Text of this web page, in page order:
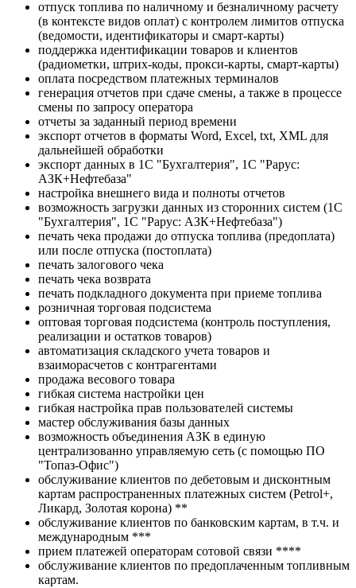
отпуск топлива по наличному и безналичному расчету
(в контексте видов оплат) с контролем лимитов отпуска
(ведомости, идентификаторы и смарт-карты)
поддержка идентификации товаров и клиентов
(радиометки, штрих-коды, прокси-карты, смарт-карты)
оплата посредством платежных терминалов
генерация отчетов при сдаче смены, а также в процессе
смены по запросу оператора
отчеты за заданный период времени
экспорт отчетов в форматы Word, Excel, txt, XML для
дальнейшей обработки
экспорт данных в 1С "Бухгалтерия", 1С "Рарус:
АЗК+Нефтебаза"
настройка внешнего вида и полноты отчетов
возможность загрузки данных из сторонних систем (1С
"Бухгалтерия", 1С "Рарус: АЗК+Нефтебаза")
печать чека продажи до отпуска топлива (предоплата)
или после отпуска (постоплата)
печать залогового чека
печать чека возврата
печать подкладного документа при приеме топлива
розничная торговая подсистема
оптовая торговая подсистема (контроль поступления,
реализации и остатков товаров)
автоматизация складского учета товаров и
взаиморасчетов с контрагентами
продажа весового товара
гибкая система настройки цен
гибкая настройка прав пользователей системы
мастер обслуживания базы данных
возможность объединения АЗК в единую
централизованно управляемую сеть (с помощью ПО
"Топаз-Офис")
обслуживание клиентов по дебетовым и дисконтным
картам распространенных платежных систем (Petrol+,
Ликард, Золотая корона) **
обслуживание клиентов по банковским картам, в т.ч. и
международным ***
прием платежей операторам сотовой связи ****
обслуживание клиентов по предоплаченным топливным
картам.